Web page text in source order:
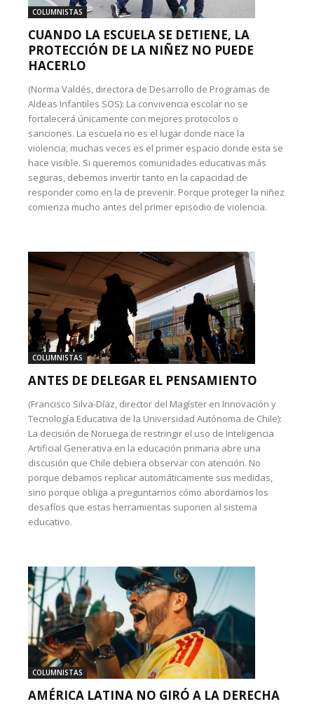
COLUMNISTAS
CUANDO LA ESCUELA SE DETIENE, LA
PROTECCIÓN DE LA NIÑEZ NO PUEDE
HACERLO
(Norma Valdés, directora de Desarrollo de Programas de
Aldeas Infantiles SOS): La convivencia escolar no se
fortalecerá únicamente con mejores protocolos o
sanciones. La escuela no es el lugar donde nace la
violencia; muchas veces es el primer espacio donde esta se
hace visible. Si queremos comunidades educativas más
seguras, debemos invertir tanto en la capacidad de
responder como en la de prevenir. Porque proteger la niñez
comienza mucho antes del primer episodio de violencia.
COLUMNISTAS
ANTES DE DELEGAR EL PENSAMIENTO
(Francisco Silva-Díaz, director del Magíster en Innovación y
Tecnología Educativa de la Universidad Autónoma de Chile):
La decisión de Noruega de restringir el uso de Inteligencia
Artificial Generativa en la educación primaria abre una
discusión que Chile debiera observar con atención. No
porque debamos replicar automáticamente sus medidas,
sino porque obliga a preguntarnos cómo abordamos los
desafíos que estas herramientas suponen al sistema
educativo.
COLUMNISTAS
AMÉRICA LATINA NO GIRÓ A LA DERECHA